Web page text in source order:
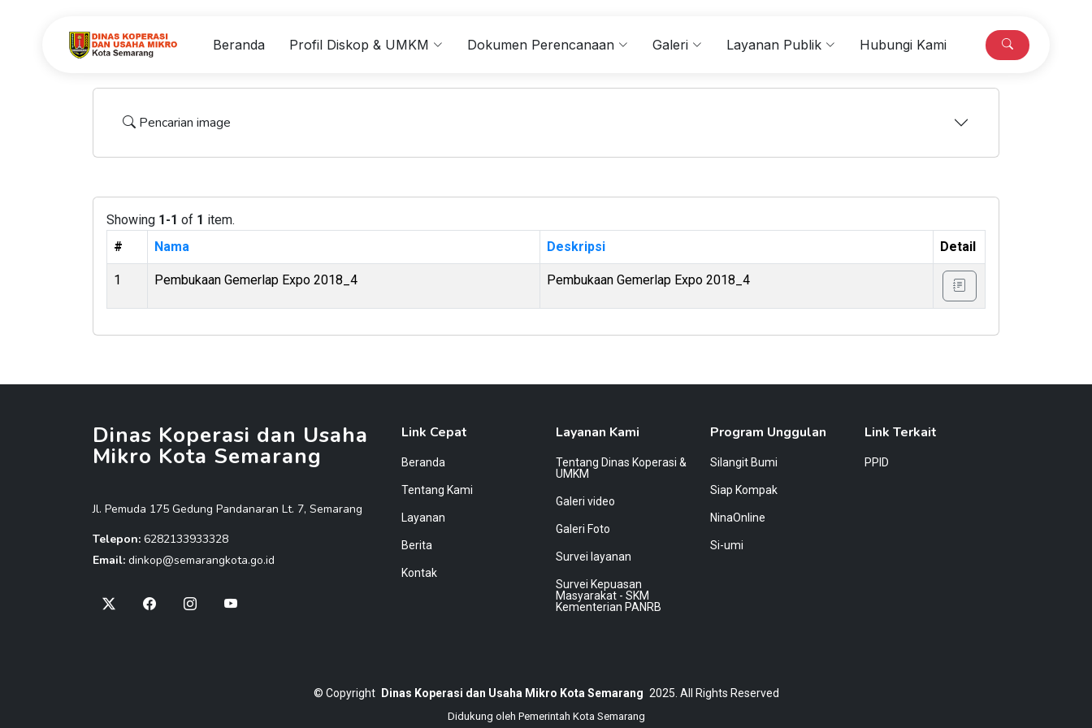
Beranda Profil Diskop & UMKM Dokumen Perencanaan Galeri Layanan Publik Hubungi Kami
Pencarian image
Showing 1-1 of 1 item.
#
Nama Deskripsi Detail
1 Pembukaan Gemerlap Expo 2018_4 Pembukaan Gemerlap Expo 2018_4
Dinas Koperasi dan Usaha
Mikro Kota Semarang
Jl. Pemuda 175 Gedung Pandanaran Lt. 7, Semarang
Telepon: 6282133933328
Email: dinkop@semarangkota.go.id
Link Cepat
Beranda
Tentang Kami
Layanan
Berita
Kontak
Layanan Kami
Tentang Dinas Koperasi &
UMKM
Galeri video
Galeri Foto
Survei layanan
Survei Kepuasan
Masyarakat - SKM
Kementerian PANRB
Program Unggulan
Silangit Bumi
Siap Kompak
NinaOnline
Si-umi
Link Terkait
PPID
© Copyright Dinas Koperasi dan Usaha Mikro Kota Semarang 2025. All Rights Reserved
Didukung oleh Pemerintah Kota Semarang